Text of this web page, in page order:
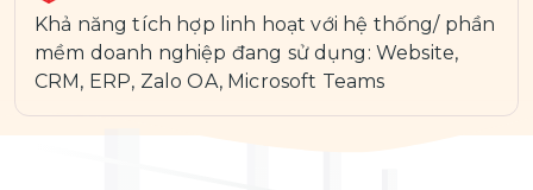
Khả năng tích hợp linh hoạt với hệ thống/ phần
mềm doanh nghiệp đang sử dụng: Website,
CRM, ERP, Zalo OA, Microsoft Teams